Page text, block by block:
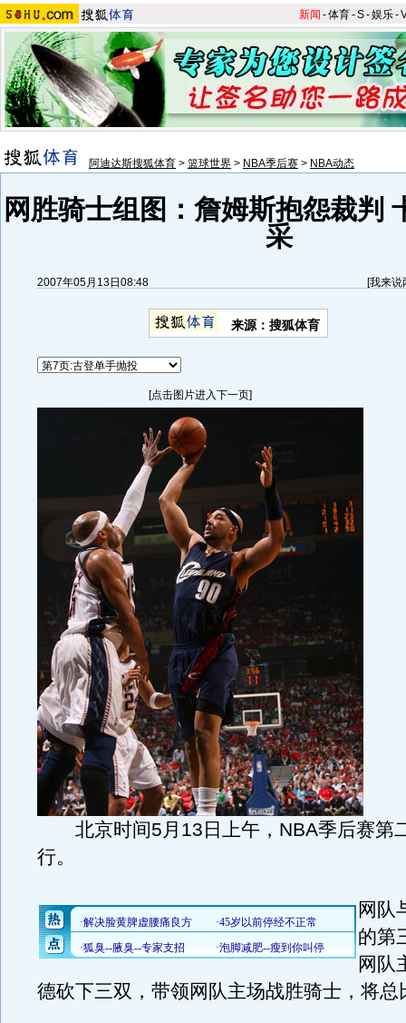
新闻 -体育-S-娱乐-
阿迪达斯搜狐体育 > 篮球世界 > NBA季后赛 > NBA动态
网胜骑士组图：詹姆斯抱怨裁判
采
2007年05月13日08:48 [我来说
来源：搜狐体育
[点击图片进入下一页]
北京时间5月13日上午，NBA季后赛第
行。
网队
的第
网队
德砍下三双，带领网队主场战胜骑士，将总